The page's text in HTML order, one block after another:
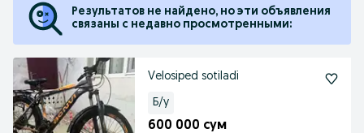
Результатов не найдено, но эти объявления
связаны с недавно просмотренными:
Velosiped sotiladi
Б/у
600 000 сум